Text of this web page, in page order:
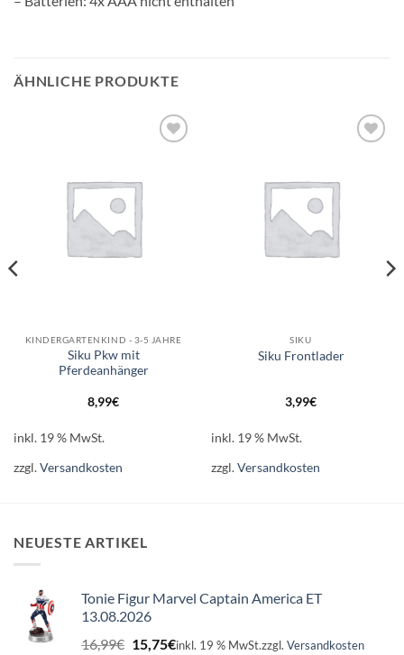
ÄHNLICHE PRODUKTE
KINDERGARTENKIND - 3-5 JAHRE
Siku Pkw mit
Pferdeanhänger
8,99€
inkl. 19 % MwSt.
zzgl.Versandkosten
SIKU
Siku Frontlader
3,99€
inkl. 19 % MwSt.
zzgl.Versandkosten
NEUESTE ARTIKEL
Tonie Figur Marvel Captain America ET
13.08.2026
16,99€ Ursprünglicher
15,75€Aktueller
inkl. 19 % MwSt.zzgl. Versandkosten